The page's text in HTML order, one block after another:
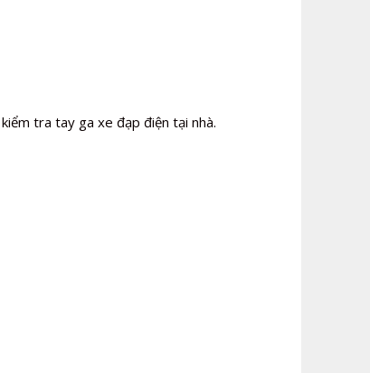
tra tay ga xe đạp điện tại nhà.